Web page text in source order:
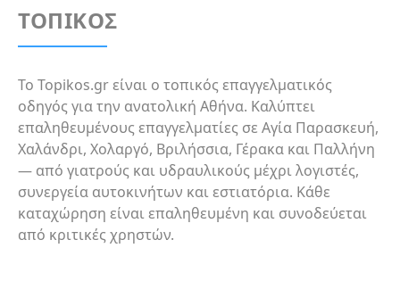
ΤΟΠΙΚΟΣ
Το Topikos.gr είναι ο τοπικός επαγγελματικός
οδηγός για την ανατολική Αθήνα. Καλύπτει
επαληθευμένους επαγγελματίες σε Αγία Παρασκευή,
Χαλάνδρι, Χολαργό, Βριλήσσια, Γέρακα και Παλλήνη
— από γιατρούς και υδραυλικούς μέχρι λογιστές,
συνεργεία αυτοκινήτων και εστιατόρια. Κάθε
καταχώρηση είναι επαληθευμένη και συνοδεύεται
από κριτικές χρηστών.